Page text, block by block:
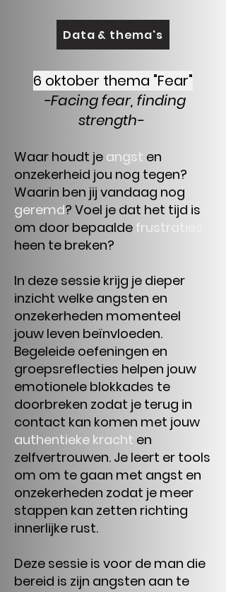
Data & thema's
6 oktober thema "Fear"
-Facing fear, finding
strength-
Waar houdt je angst en
onzekerheid jou nog tegen?
Waarin ben jij vandaag nog
geremd? Voel je dat het tijd is
om door bepaalde frustraties
heen te breken?
​In deze sessie krijg je dieper
inzicht welke angsten en
onzekerheden momenteel
jouw leven beïnvloeden.
Begeleide oefeningen en
groepsreflecties helpen jouw
emotionele blokkades te
doorbreken zodat je terug in
contact kan komen met jouw
authentieke kracht en
zelfvertrouwen. Je leert er tools
om om te gaan met angst en
onzekerheden zodat je meer
stappen kan zetten richting
innerlijke rust.
Deze sessie is voor de man die
bereid is zijn angsten aan te